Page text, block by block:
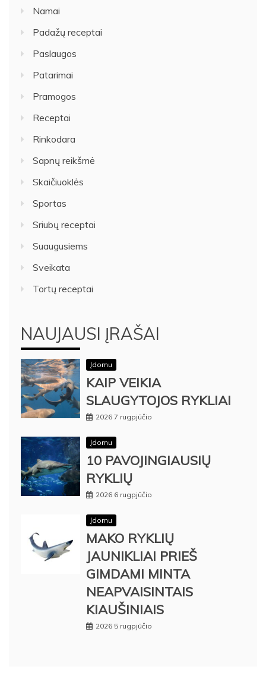
Namai
Padažų receptai
Paslaugos
Patarimai
Pramogos
Receptai
Rinkodara
Sapnų reikšmė
Skaičiuoklės
Sportas
Sriubų receptai
Suaugusiems
Sveikata
Tortų receptai
NAUJAUSI ĮRAŠAI
Įdomu
KAIP VEIKIA
SLAUGYTOJOS RYKLIAI
2026 7 rugpjūčio
Įdomu
10 PAVOJINGIAUSIŲ
RYKLIŲ
2026 6 rugpjūčio
Įdomu
MAKO RYKLIŲ
JAUNIKLIAI PRIEŠ
GIMDAMI MINTA
NEAPVAISINTAIS
KIAUŠINIAIS
2026 5 rugpjūčio